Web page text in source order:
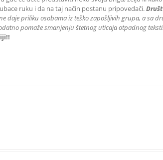
ruku i da na taj način postanu pripovedači.
daje priliku osobama iz teško zapošljivih grupa, a sa
pomaže smanjenju štetnog uticaja otpadnog